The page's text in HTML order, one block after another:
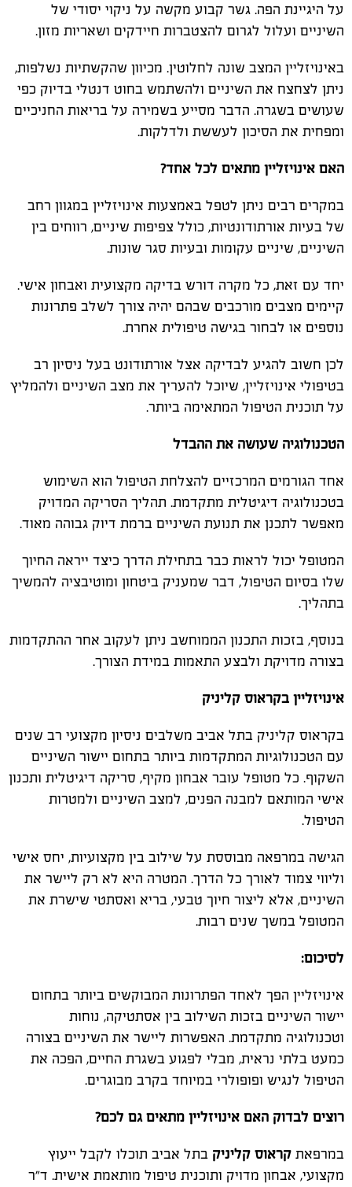
על היגיינת הפה. גשר קבוע מקשה על ניקוי יסודי של
השיניים ועלול לגרום להצטברות חיידקים ושאריות מזון.
באינויזליין המצב שונה לחלוטין. מכיוון שהקשתיות נשלפות,
ניתן לצחצח את השיניים ולהשתמש בחוט דנטלי בדיוק כפי
שעושים בשגרה. הדבר מסייע בשמירה על בריאות החניכיים
ומפחית את הסיכון לעששת ולדלקות.
האם אינויזליין מתאים לכל אחד?
במקרים רבים ניתן לטפל באמצעות אינויזליין במגוון רחב
של בעיות אורתודונטיות, כולל צפיפות שיניים, רווחים בין
השיניים, שיניים עקומות ובעיות סגר שונות.
יחד עם זאת, כל מקרה דורש בדיקה מקצועית ואבחון אישי.
קיימים מצבים מורכבים שבהם יהיה צורך לשלב פתרונות
נוספים או לבחור בגישה טיפולית אחרת.
לכן חשוב להגיע לבדיקה אצל אורתודונט בעל ניסיון רב
בטיפולי אינויזליין, שיוכל להעריך את מצב השיניים ולהמליץ
על תוכנית הטיפול המתאימה ביותר.
הטכנולוגיה שעושה את ההבדל
אחד הגורמים המרכזיים להצלחת הטיפול הוא השימוש
בטכנולוגיה דיגיטלית מתקדמת. תהליך הסריקה המדויק
מאפשר לתכנן את תנועת השיניים ברמת דיוק גבוהה מאוד.
המטופל יכול לראות כבר בתחילת הדרך כיצד ייראה החיוך
שלו בסיום הטיפול, דבר שמעניק ביטחון ומוטיבציה להמשיך
בתהליך.
בנוסף, בזכות התכנון הממוחשב ניתן לעקוב אחר ההתקדמות
בצורה מדויקת ולבצע התאמות במידת הצורך.
אינויזליין בקראוס קליניק
בקראוס קליניק בתל אביב משלבים ניסיון מקצועי רב שנים
עם הטכנולוגיות המתקדמות ביותר בתחום יישור השיניים
השקוף. כל מטופל עובר אבחון מקיף, סריקה דיגיטלית ותכנון
אישי המותאם למבנה הפנים, למצב השיניים ולמטרות
הטיפול.
הגישה במרפאה מבוססת על שילוב בין מקצועיות, יחס אישי
וליווי צמוד לאורך כל הדרך. המטרה היא לא רק ליישר את
השיניים, אלא ליצור חיוך טבעי, בריא ואסתטי שישרת את
המטופל במשך שנים רבות.
לסיכום:
אינויזליין הפך לאחד הפתרונות המבוקשים ביותר בתחום
יישור השיניים בזכות השילוב בין אסתטיקה, נוחות
וטכנולוגיה מתקדמת. האפשרות ליישר את השיניים בצורה
כמעט בלתי נראית, מבלי לפגוע בשגרת החיים, הפכה את
הטיפול לנגיש ופופולרי במיוחד בקרב מבוגרים.
רוצים לבדוק האם אינויזליין מתאים גם לכם?
במרפאת קראוס קליניק בתל אביב תוכלו לקבל ייעוץ
מקצועי, אבחון מדויק ותוכנית טיפול מותאמת אישית. ד"ר